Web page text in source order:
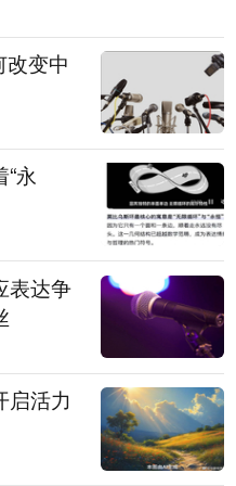
改变中
永
表达争
启活力